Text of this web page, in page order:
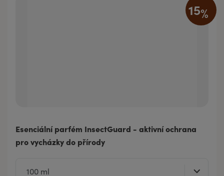
15%
Esenciální parfém InsectGuard - aktivní ochrana
pro vycházky do přírody